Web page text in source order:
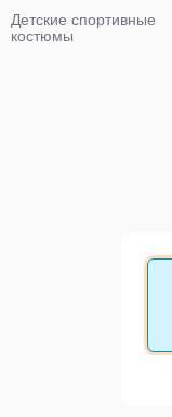
Детские спортивные
костюмы